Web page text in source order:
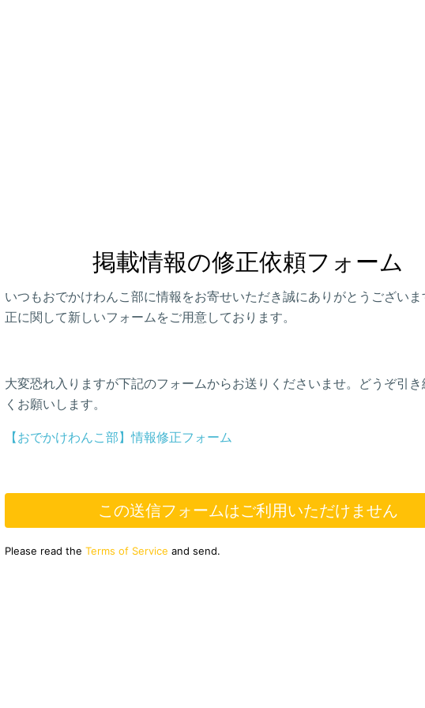
掲載情報の修正依頼フォーム
いつもおでかけわんこ部に情報をお寄せいただき誠にありがとうござい
正に関して新しいフォームをご用意しております。
大変恐れ入りますが下記のフォームからお送りくださいませ。どうぞ引き
くお願いします。
【おでかけわんこ部】情報修正フォーム
この送信フォームはご利用いただけません
Please read the Terms of Service and send.